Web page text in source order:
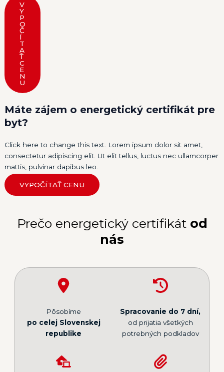
V
Y
P
O
Č
Í
T
A
Ť
C
E
N
U
Máte zájem o energetický certifikát pre
byt?
Click here to change this text. Lorem ipsum dolor sit amet,
consectetur adipiscing elit. Ut elit tellus, luctus nec ullamcorper
mattis, pulvinar dapibus leo.
VYPOČÍTAŤ CENU
Prečo energetický certifikát od
nás
Pôsobíme
po celej Slovenskej
republike
Spracovanie do 7 dní,
od prijatia všetkých
potrebných podkladov